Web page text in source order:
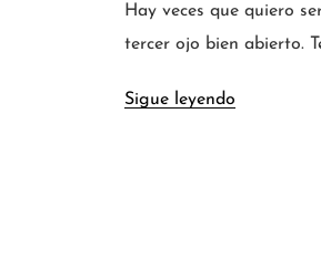
Hay veces que quiero
tercer ojo bien abierto.
Sigue leyendo